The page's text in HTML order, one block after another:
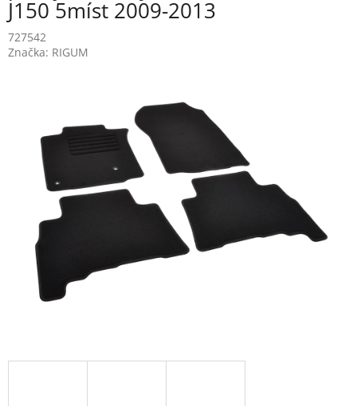
J150 5míst 2009-2013
727542
Značka: RIGUM